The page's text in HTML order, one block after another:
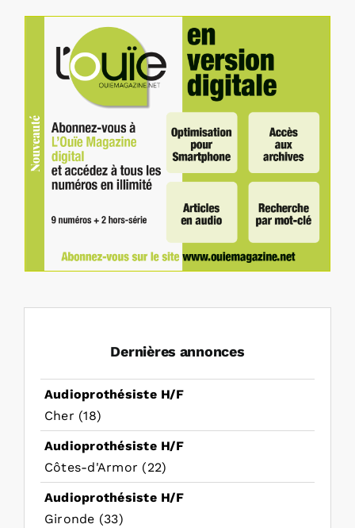
Dernières annonces
Audioprothésiste H/F
Cher (18)
Audioprothésiste H/F
Côtes-d'Armor (22)
Audioprothésiste H/F
Gironde (33)